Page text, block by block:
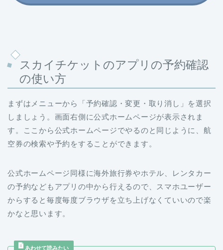
スカイチケットのアプリの予約確認
の使い方
まずはメニューから「予約確認・変更・取り消し」を選択
しましょう。画面右側に公式ホームページが表示されま
す。ここから公式ホームページでやるのと同じように、航
空券の検索や予約をすることができます。
公式ホームページ同様に海外旅行券やホテル、レンタカー
の予約などもアプリの中から行えるので、スマホユーザー
からすると毎度毎度ブラウザを立ち上げなくていいので楽
かなと思います。